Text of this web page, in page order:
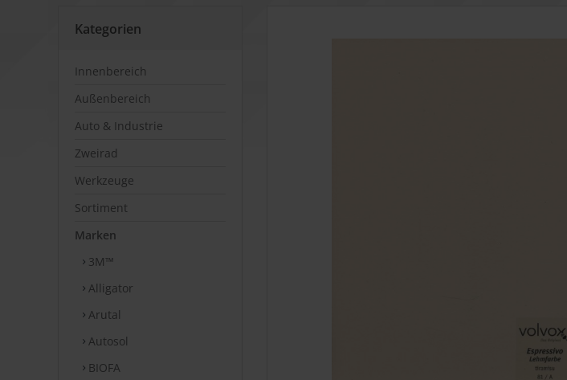
Kategorien
Innenbereich
Außenbereich
Auto & Industrie
Zweirad
Werkzeuge
Sortiment
Marken
3M™
Alligator
Arutal
Autosol
BIOFA